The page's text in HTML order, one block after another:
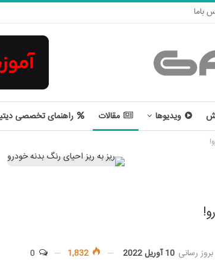
باما
ویدیوها مقالات راهنمای تخصصی
رسانی 10 آوریل 2022